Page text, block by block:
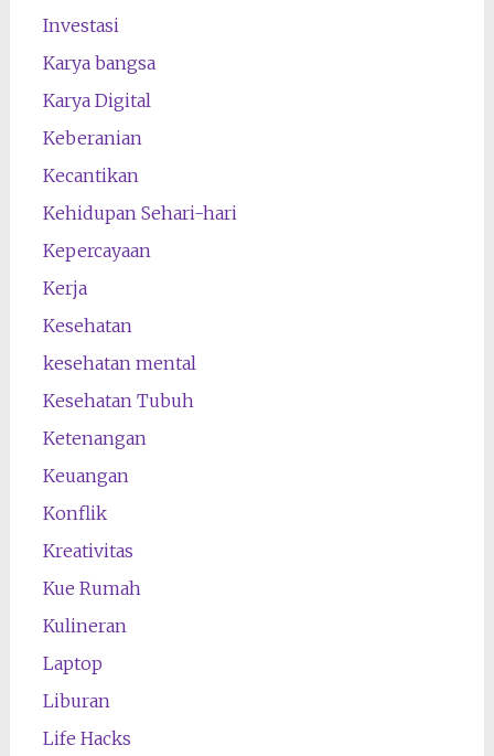
Investasi
Karya bangsa
Karya Digital
Keberanian
Kecantikan
Kehidupan Sehari-hari
Kepercayaan
Kerja
Kesehatan
kesehatan mental
Kesehatan Tubuh
Ketenangan
Keuangan
Konflik
Kreativitas
Kue Rumah
Kulineran
Laptop
Liburan
Life Hacks